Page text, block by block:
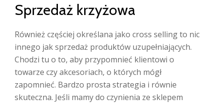
Sprzedaż krzyżowa
Również częściej określana jako cross selling to nic
innego jak sprzedaż produktów uzupełniających.
Chodzi tu o to, aby przypomnieć klientowi o
towarze czy akcesoriach, o których mógł
zapomnieć. Bardzo prosta strategia i równie
skuteczna. Jeśli mamy do czynienia ze sklepem